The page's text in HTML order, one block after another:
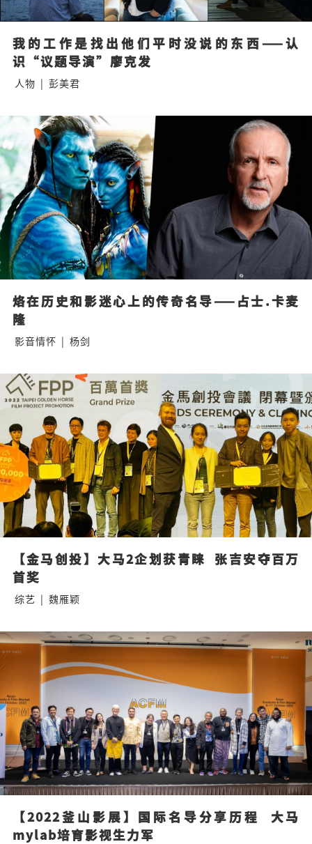
我的工作是找出他们平时没说的东西——认
识“议题导演”廖克发
人物 | 彭美君
烙在历史和影迷心上的传奇名导——占士.卡麦
隆
影音情怀 | 杨剑
【金马创投】大马2企划获青睐  张吉安夺百万
首奖
综艺 | 魏雁颖
【2022釜山影展】国际名导分享历程  大马
mylab培育影视生力军